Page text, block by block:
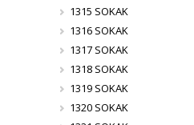
1315 SOKAK
1316 SOKAK
1317 SOKAK
1318 SOKAK
1319 SOKAK
1320 SOKAK